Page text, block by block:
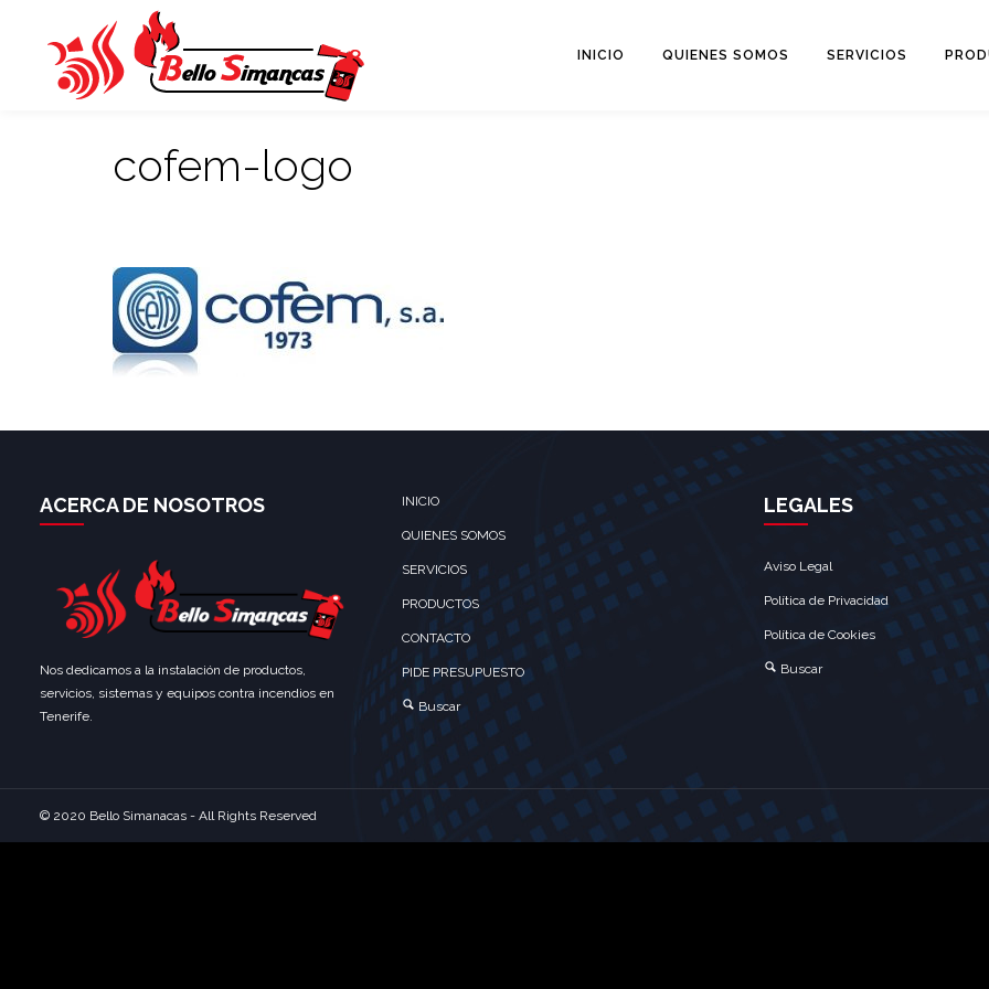
INICIO QUIENES SOMOS SERVICIOS
cofem-logo
ACERCA DE NOSOTROS
Nos dedicamos a la instalación de productos,
servicios, sistemas y equipos contra incendios en
Tenerife.
INICIO
QUIENES SOMOS
SERVICIOS
PRODUCTOS
CONTACTO
PIDE PRESUPUESTO
Buscar
LEGALES
Aviso Legal
Política de Privacidad
Política de Cookies
Buscar
© 2020 Bello Simanacas - All Rights Reserved